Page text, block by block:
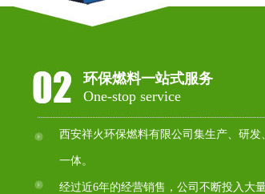
环保燃料一站式服务
One-stop service
西安祥火环保燃料有限公司集生产、研
一体。
经过近6年的经营销售，公司不断投入大